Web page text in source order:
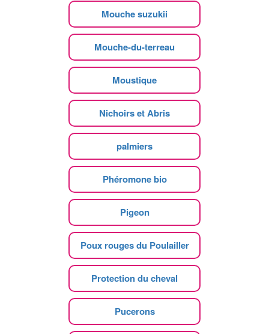
Mouche suzukii
Mouche-du-terreau
Moustique
Nichoirs et Abris
palmiers
Phéromone bio
Pigeon
Poux rouges du Poulailler
Protection du cheval
Pucerons